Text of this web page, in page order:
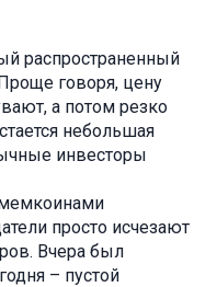
распространенный
говоря, цену
а потом резко
небольшая
инвесторы
просто исчезают
Вчера был
– пустой